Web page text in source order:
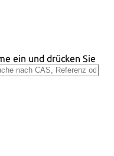
ein und drücken Sie